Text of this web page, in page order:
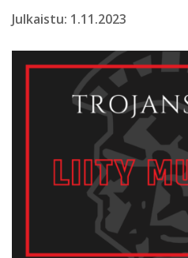
Julkaistu: 1.11.2023